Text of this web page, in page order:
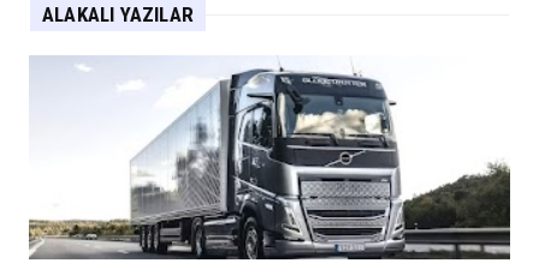
ALAKALI YAZILAR